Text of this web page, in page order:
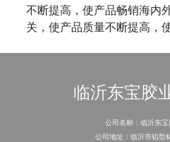
不断提高，使产品畅销海内
关，使产品质量不断提高，
临沂东宝胶
公司名称：临沂东
公司地址：临沂市铝型